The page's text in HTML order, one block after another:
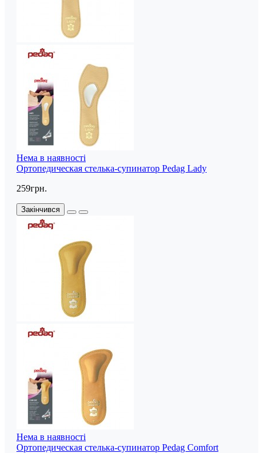
Нема в наявності
Ортопедическая стелька-супинатор Pedag Lady
259грн.
Закінчився
Нема в наявності
Ортопедическая стелька-супинатор Pedag Comfort